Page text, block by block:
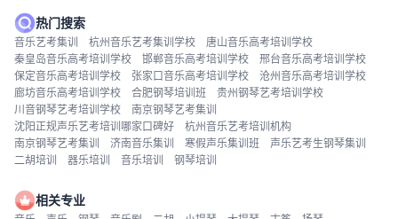
热门搜索
音乐艺考集训 杭州音乐艺考集训学校
唐山音乐高考培训学校
秦皇岛音乐高考培训学校
邯郸音乐高考培训学校
邢台音乐高考培训学校
保定音乐高考培训学校
张家口音乐高考培训学校
沧州音乐高考培训学校
廊坊音乐高考培训学校
合肥钢琴培训班
贵州钢琴艺考培训学校
川音钢琴艺考培训学校
南京钢琴艺考集训
沈阳正规声乐艺考培训哪家口碑好
杭州音乐艺考培训机构
南京钢琴艺考集训
济南音乐集训 寒假声乐集训班
声乐艺考生钢琴集训
二胡培训
器乐培训 音乐培训 钢琴培训
相关专业